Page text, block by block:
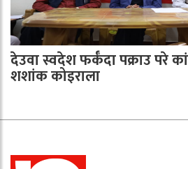
देउवा स्वदेश फर्कँदा पक्राउ परे
शशांक कोइराला